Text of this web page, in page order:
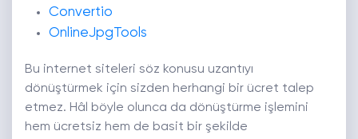
Convertio
OnlineJpgTools
Bu internet siteleri söz konusu uzantıyı
dönüştürmek için sizden herhangi bir ücret talep
etmez. Hâl böyle olunca da dönüştürme işlemini
hem ücretsiz hem de basit bir şekilde